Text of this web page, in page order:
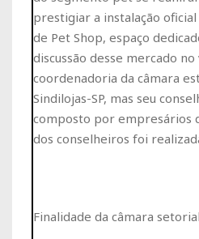
prestigiar a instalação oficial
de Pet Shop, espaço
discussão desse mercado
coordenadoria da câmara
Sindilojas-SP, mas seu
composto por empresários
dos conselheiros foi
Finalidade da câmara setorial